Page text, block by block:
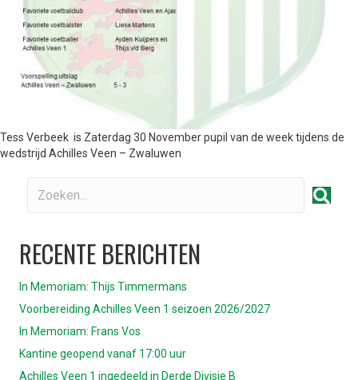
Tess Verbeek is Zaterdag 30 November pupil van de week tijdens de
wedstrijd Achilles Veen – Zwaluwen
RECENTE BERICHTEN
In Memoriam: Thijs Timmermans
Voorbereiding Achilles Veen 1 seizoen 2026/2027
In Memoriam: Frans Vos
Kantine geopend vanaf 17:00 uur
Achilles Veen 1 ingedeeld in Derde Divisie B